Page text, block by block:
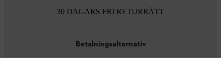
30 DAGARS FRI RETURRÄTT
Betalningsalternativ